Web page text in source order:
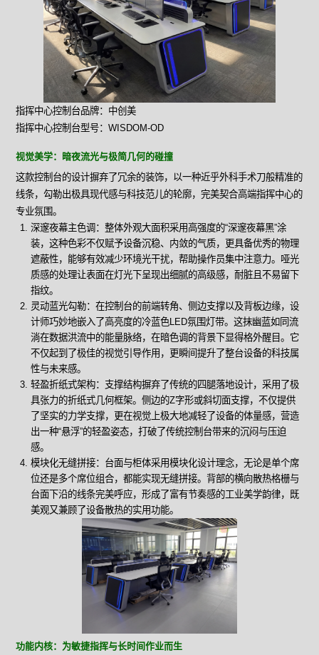
指挥中心控制台品牌：中创美
指挥中心控制台型号：WISDOM-OD
视觉美学：暗夜流光与极简几何的碰撞
这款控制台的设计摒弃了冗余的装饰，以一种近乎外科手术刀般精准的
线条，勾勒出极具现代感与科技范儿的轮廓，完美契合高端指挥中心的
专业氛围。
深邃夜幕主色调：整体外观大面积采用高强度的“深邃夜幕黑”涂
装，这种色彩不仅赋予设备沉稳、内敛的气质，更具备优秀的物理
遮蔽性，能够有效减少环境光干扰，帮助操作员集中注意力。哑光
质感的处理让表面在灯光下呈现出细腻的高级感，耐脏且不易留下
指纹。
灵动蓝光勾勒：在控制台的前端转角、侧边支撑以及背板边缘，设
计师巧妙地嵌入了高亮度的冷蓝色LED氛围灯带。这抹幽蓝如同流
淌在数据洪流中的能量脉络，在暗色调的背景下显得格外醒目。它
不仅起到了极佳的视觉引导作用，更瞬间提升了整台设备的科技属
性与未来感。
轻盈折纸式架构：支撑结构摒弃了传统的四腿落地设计，采用了极
具张力的折纸式几何框架。侧边的Z字形或斜切面支撑，不仅提供
了坚实的力学支撑，更在视觉上极大地减轻了设备的体量感，营造
出一种“悬浮”的轻盈姿态，打破了传统控制台带来的沉闷与压迫
感。
模块化无缝拼接：台面与柜体采用模块化设计理念，无论是单个席
位还是多个席位组合，都能实现无缝拼接。背部的横向散热格栅与
台面下沿的线条完美呼应，形成了富有节奏感的工业美学韵律，既
美观又兼顾了设备散热的实用功能。
功能内核：为敏捷指挥与长时间作业而生